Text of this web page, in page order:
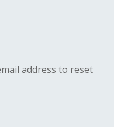
address to reset